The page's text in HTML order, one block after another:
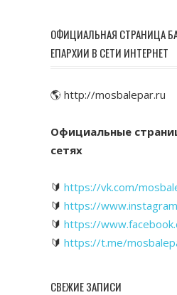
ОФИЦИАЛЬНАЯ СТРАНИЦА
ЕПАРХИИ В СЕТИ ИНТЕРНЕТ
🌎 http://mosbalepar.ru
Официальные
сетях
🔰 https://vk.com/
🔰 https://
🔰 https://
🔰 https://t.me/
СВЕЖИЕ ЗАПИСИ